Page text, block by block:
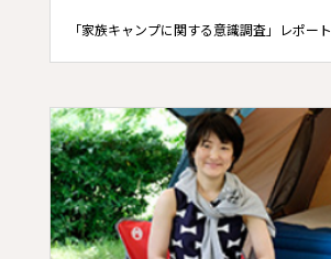
「家族キャンプに関する意識調査」レポート